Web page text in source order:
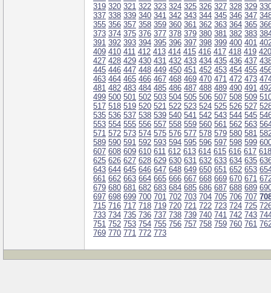
319 320 321 322 323 324 325 326 327 328 329
337 338 339 340 341 342 343 344 345 346 347
355 356 357 358 359 360 361 362 363 364 365
373 374 375 376 377 378 379 380 381 382 383
391 392 393 394 395 396 397 398 399 400 401
409 410 411 412 413 414 415 416 417 418 419 420
427 428 429 430 431 432 433 434 435 436 437
445 446 447 448 449 450 451 452 453 454 455
463 464 465 466 467 468 469 470 471 472 473
481 482 483 484 485 486 487 488 489 490 491
499 500 501 502 503 504 505 506 507 508 509
517 518 519 520 521 522 523 524 525 526 527
535 536 537 538 539 540 541 542 543 544 545
553 554 555 556 557 558 559 560 561 562 563
571 572 573 574 575 576 577 578 579 580 581
589 590 591 592 593 594 595 596 597 598 599
607 608 609 610 611 612 613 614 615 616 617 618
625 626 627 628 629 630 631 632 633 634 635
643 644 645 646 647 648 649 650 651 652 653
661 662 663 664 665 666 667 668 669 670 671
679 680 681 682 683 684 685 686 687 688 689
697 698 699 700 701 702 703 704 705 706 707
715 716 717 718 719 720 721 722 723 724 725
733 734 735 736 737 738 739 740 741 742 743
751 752 753 754 755 756 757 758 759 760 761
769 770 771 772 773